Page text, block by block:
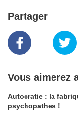
Partager
Vous aimerez
Autocratie : la
psychopathes !